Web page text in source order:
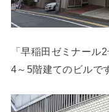
「早稲田ゼミナール
4～5階建てのビルで